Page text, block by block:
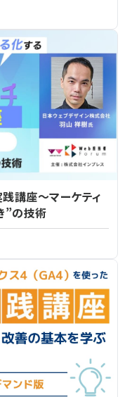
講座～マーケティ
”の技術